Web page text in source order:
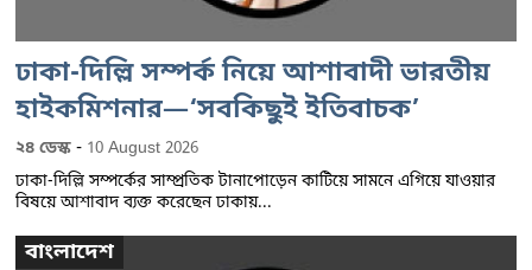
ঢাকা-দিল্লি সম্পর্ক নিয়ে আশাবাদী ভারতীয়
হাইকমিশনার—‘সবকিছুই ইতিবাচক’
২৪ ডেস্ক - 10 August 2026
ঢাকা-দিল্লি সম্পর্কের সাম্প্রতিক টানাপোড়েন কাটিয়ে সামনে এগিয়ে যাওয়ার
বিষয়ে আশাবাদ ব্যক্ত করেছেন ঢাকায়...
বাংলাদেশ